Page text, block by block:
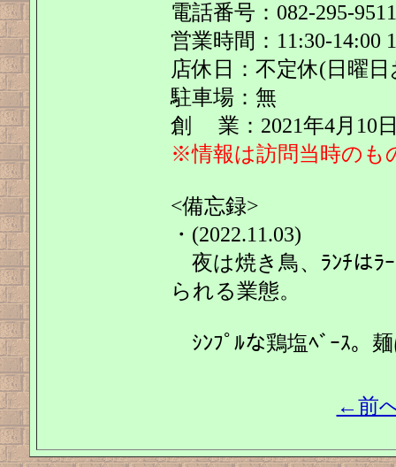
電話番号：082-295-9511
営業時間：11:30-14:00
店休日：不定休(日曜
駐車場：無
創 業：2021年4月10
※情報は訪問当時のも
<備忘録>
・(2022.11.03)
夜は焼き鳥、ﾗﾝﾁはﾗ
られる業態。
ｼﾝﾌﾟﾙな鶏塩ﾍﾞｰｽ。
←前